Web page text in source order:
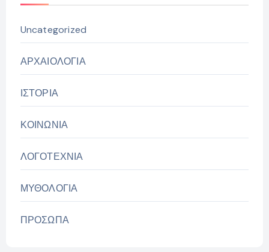
Uncategorized
ΑΡΧΑΙΟΛΟΓΙΑ
ΙΣΤΟΡΙΑ
ΚΟΙΝΩΝΙΑ
ΛΟΓΟΤΕΧΝΙΑ
ΜΥΘΟΛΟΓΙΑ
ΠΡΟΣΩΠΑ